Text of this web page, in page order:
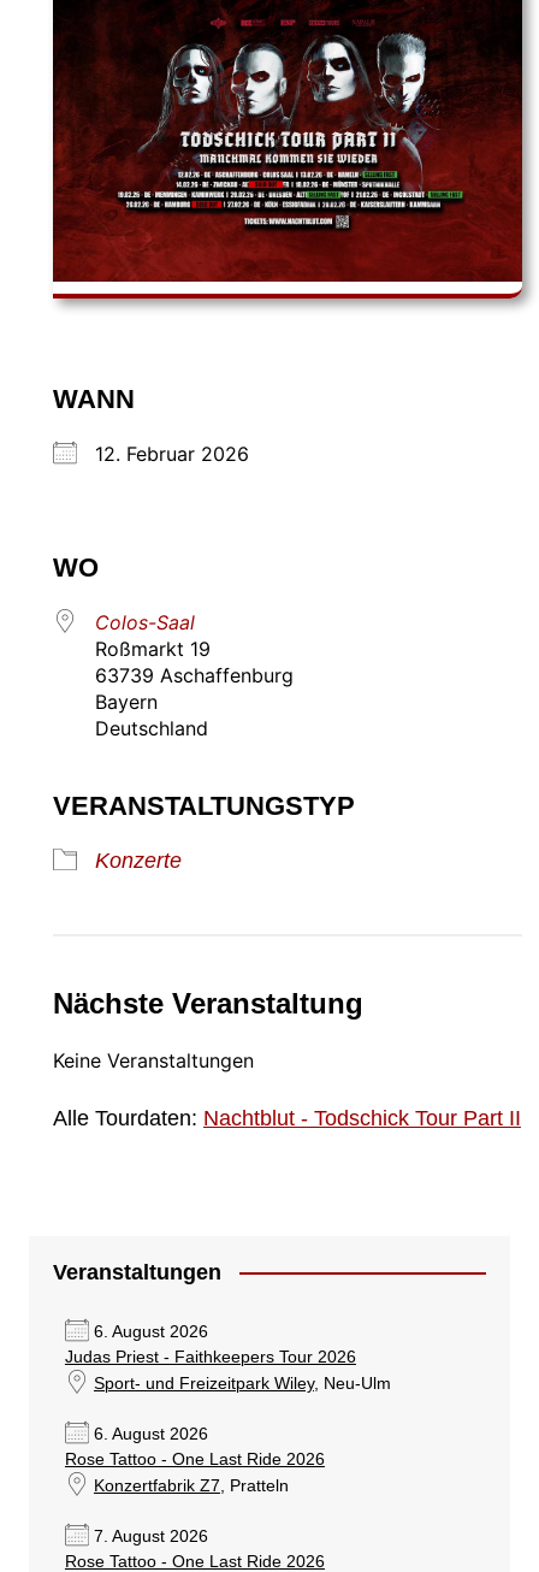
WANN
12. Februar 2026
WO
Colos-Saal
Roßmarkt 19
63739 Aschaffenburg
Bayern
Deutschland
VERANSTALTUNGSTYP
Konzerte
Nächste Veranstaltung
Keine Veranstaltungen
Alle Tourdaten: Nachtblut - Todschick Tour Part II
Veranstaltungen
6. August 2026
Judas Priest - Faithkeepers Tour 2026
Sport- und Freizeitpark Wiley, Neu-Ulm
6. August 2026
Rose Tattoo - One Last Ride 2026
Konzertfabrik Z7 , Pratteln
7. August 2026
Rose Tattoo - One Last Ride 2026